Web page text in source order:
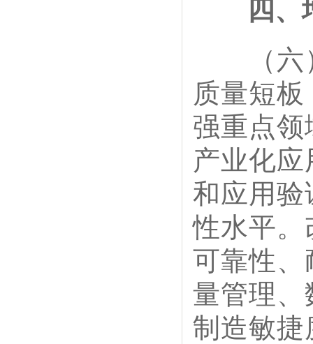
四
（六）
质量短
强重点
产业化
和应用验
性水平。
可靠性、
量管理、
制造敏捷